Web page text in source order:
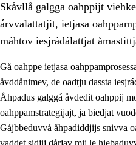
Skåvllå galgga oahppijt
árvvalattatjit, ietjasa
máhtov iesjrádálattjat
Gå oahppe ietjasa
åvddånimev, de oadtju dassta
Åhpadus galggá åvdedit oahppij
oahppamstrategijajt, ja biedjat
Gájbbeduvvá åhpadiddjijs snivva